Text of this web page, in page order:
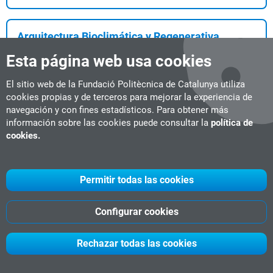
Esta página web usa cookies
El sitio web de la Fundació Politècnica de Catalunya utiliza
cookies propias y de terceros para mejorar la experiencia de
navegación y con fines estadísticos. Para obtener más
información sobre las cookies puede consultar la política de
cookies.
Rechazar todas las cookies
Configurar cookies
Permitir todas las cookies
Arquitectura Bioclimática y Regenerativa
Diploma de experto 20 ECTS
#Construcción Sostenible
#Energías Renovables
...rquitectura Bioclimática y Regenerativa de la UPC?Formación
360° en certificaciones: LEED v5®, WELL&...
Diploma de experto 15 ECTS
Live online
#nuevos masters 2026
Fecha de inicio:octubre del 2027
En un sector inmerso en plena transformación digital, este
posgrado ofrece la oportunidad de situars...